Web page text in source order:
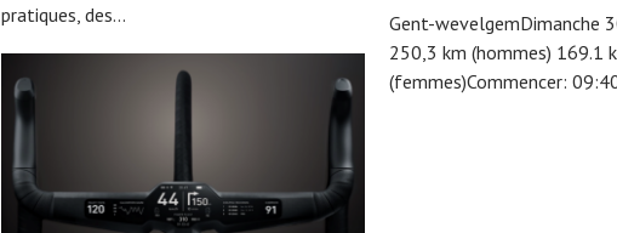
pratiques, des...
Gent-wevelgemDimanche
250,3 km (hommes) 169.1
(femmes)Commencer: